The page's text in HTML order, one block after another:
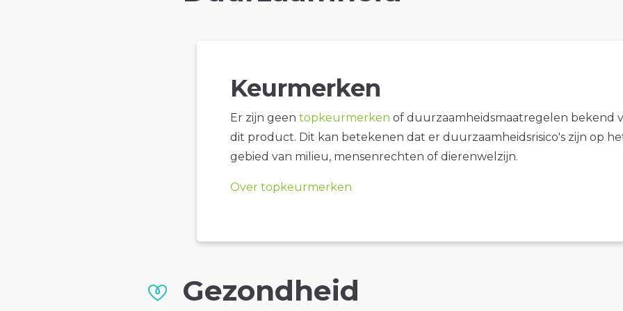
Keurmerken
Er zijn geen topkeurmerken of duurzaamheidsmaatregelen bekend
dit product. Dit kan betekenen dat er duurzaamheidsrisico's zijn op
gebied van milieu, mensenrechten of dierenwelzijn.
Over topkeurmerken
Gezondheid